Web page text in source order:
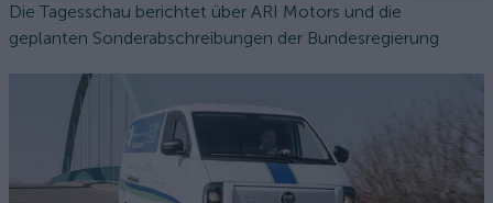
Die Tagesschau berichtet über ARI Motors und die
geplanten Sonderabschreibungen der Bundesregierung